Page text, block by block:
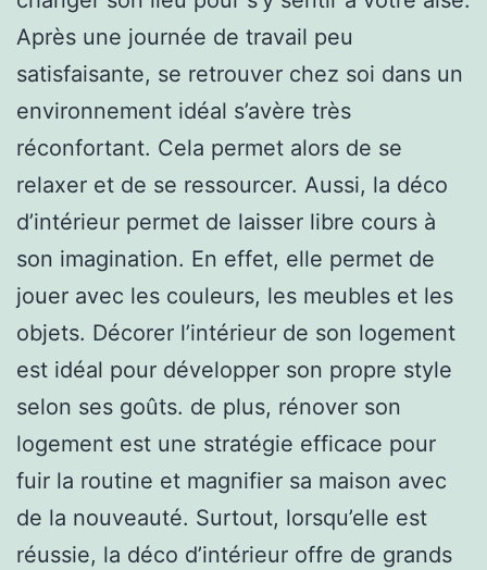
Après une journée de travail peu
satisfaisante, se retrouver chez soi dans un
environnement idéal s’avère très
réconfortant. Cela permet alors de se
relaxer et de se ressourcer. Aussi, la déco
d’intérieur permet de laisser libre cours à
son imagination. En effet, elle permet de
jouer avec les couleurs, les meubles et les
objets. Décorer l’intérieur de son logement
est idéal pour développer son propre style
selon ses goûts. de plus, rénover son
logement est une stratégie efficace pour
fuir la routine et magnifier sa maison avec
de la nouveauté. Surtout, lorsqu’elle est
réussie, la déco d’intérieur offre de grands